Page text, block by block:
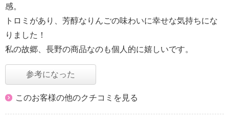
感。
トロミがあり、芳醇なりんごの味わいに幸せな気持ちにな
りました！
私の故郷、長野の商品なのも個人的に嬉しいです。
参考になった
このお客様の他のクチコミを見る